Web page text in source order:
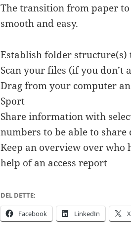
The transition from paper to
smooth and easy.
Establish folder structure(s)
Scan your files (if you
Drag from your computer
Sport
Share information with
numbers to be able to
Keep an overview over who
help of an access report
DEL DETTE:
Facebook LinkedIn X